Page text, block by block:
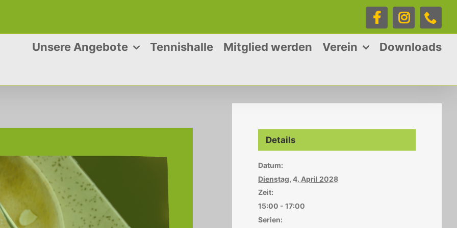
Facebook
Unsere Angebote Tennishalle Mitglied werden Verein Downloads
Details
Datum:
Dienstag, 4. April 2028
Zeit:
15:00 - 17:00
Serien: